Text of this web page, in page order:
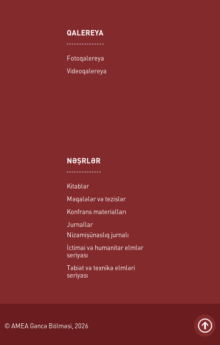
QALEREYA
Fotoqalereya
Videoqalereya
NƏŞRLƏR
Kitablar
Məqalələr və tezislər
Konfrans materialları
Jurnallar
Nizamişünaslıq jurnalı
İctimai və humanitar elmlər
seriyası
Təbiət və texnika elmləri
seriyası
© AMEA Gəncə Bölməsi, 2026